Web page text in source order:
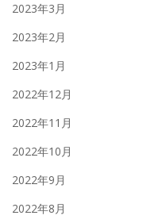
2023年3月
2023年2月
2023年1月
2022年12月
2022年11月
2022年10月
2022年9月
2022年8月